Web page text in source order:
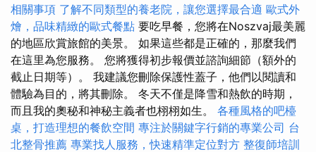
相關事項 了解不同類型的養老院，讓您選擇最合適 歐式外
燴，品味精緻的歐式餐點 要吃早餐，您將在Noszvaj最美麗
的地區欣賞旅館的美景。 如果這些都是正確的，那麼我們
在這里為您服務。 您將獲得初步報價並諮詢細節（額外的
截止日期等）。 我建議您刪除保護性蓋子，他們以閱讀和
體驗為目的，將其刪除。 冬天不僅是降雪和熱飲的時期，
而且我的奧秘和神秘主義者也栩栩如生。 各種風格的吧檯
桌，打造理想的餐飲空間 專注於關鍵字行銷的專業公司 台
北整骨推薦 專業找人服務，快速精準定位對方 整復師培訓